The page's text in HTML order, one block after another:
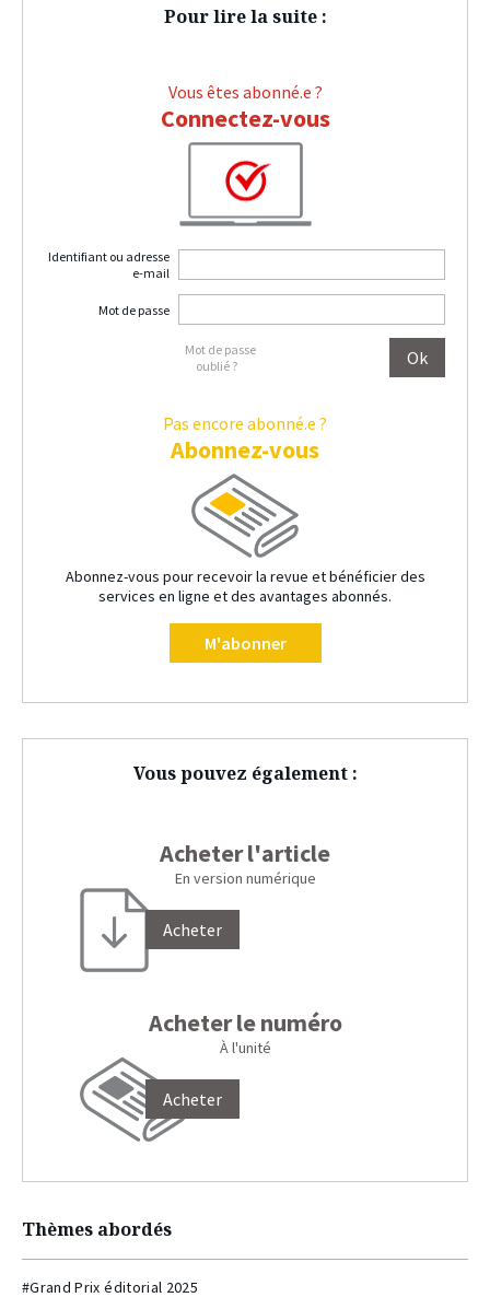
Pour lire la suite :
Vous êtes abonné.e ?
Connectez-vous
Identifiant ou adresse
e-mail
Mot de passe
Mot de passe
oublié ?
Pas encore abonné.e ?
Abonnez-vous
Abonnez-vous pour recevoir la revue et bénéficier des
services en ligne et des avantages abonnés.
M'abonner
Vous pouvez également :
Acheter l'article
En version numérique
Acheter
Acheter le numéro
À l'unité
Acheter
Thèmes abordés
#Grand Prix éditorial 2025